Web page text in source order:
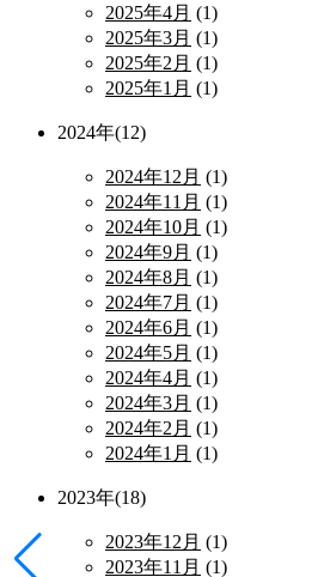
2025年4月 (1)
2025年3月 (1)
2025年2月 (1)
2025年1月 (1)
2024年(12)
2024年12月 (1)
2024年11月 (1)
2024年10月 (1)
2024年9月 (1)
2024年8月 (1)
2024年7月 (1)
2024年6月 (1)
2024年5月 (1)
2024年4月 (1)
2024年3月 (1)
2024年2月 (1)
2024年1月 (1)
2023年(18)
2023年12月 (1)
2023年11月 (1)